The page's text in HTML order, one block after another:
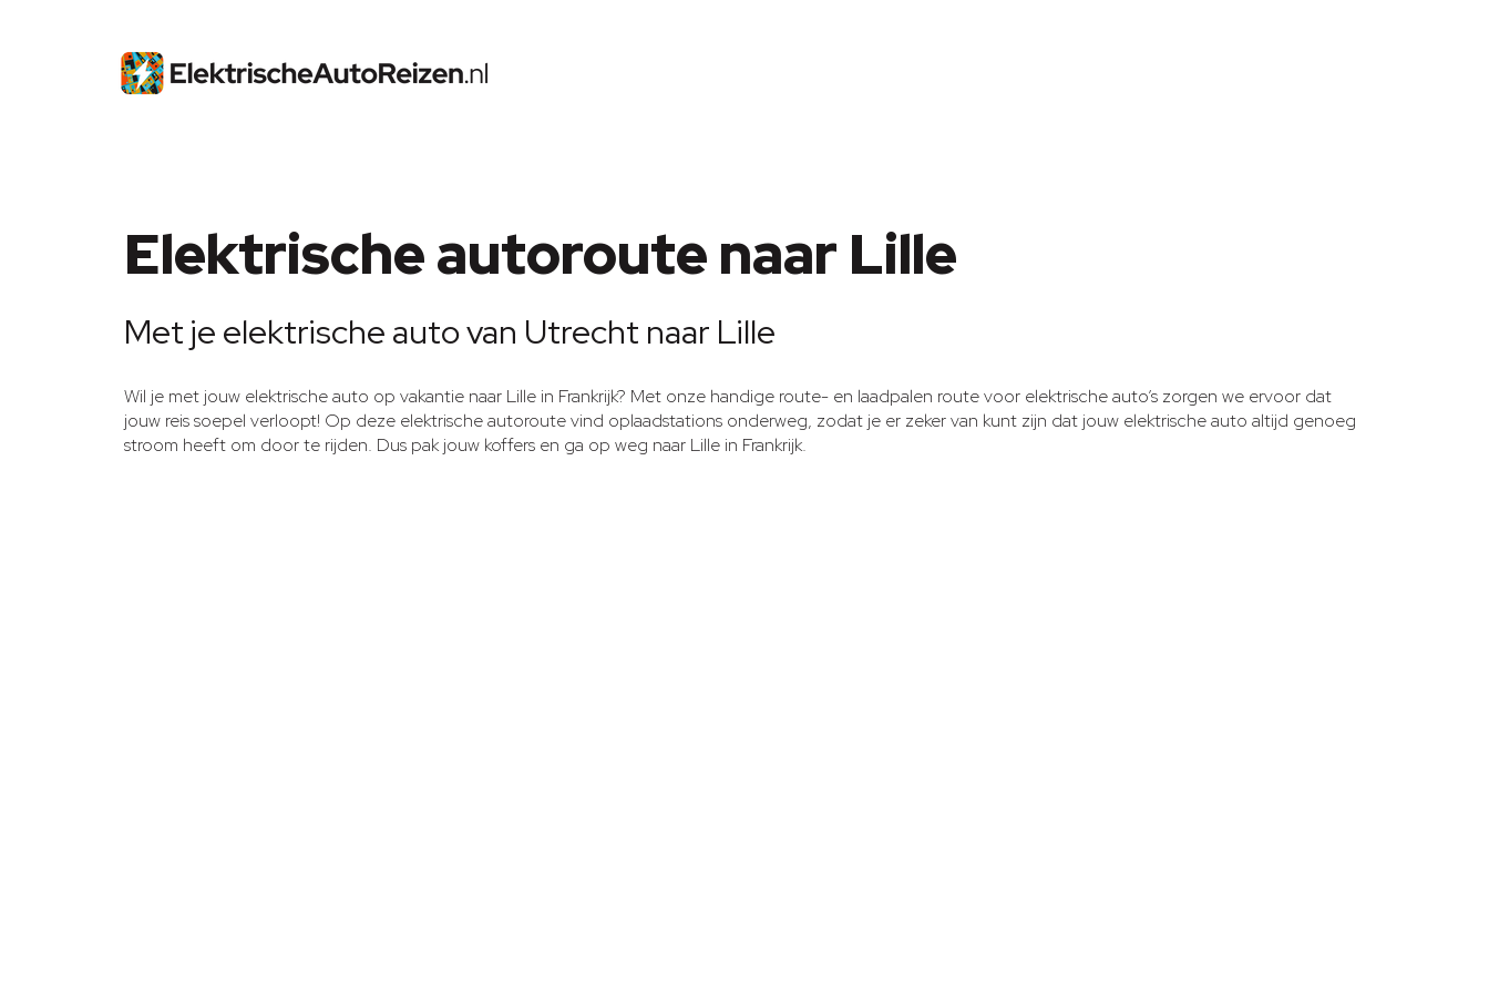
Elektrische autoroute naar Lille
Met je elektrische auto van Utrecht naar Lille
Wil je met jouw elektrische auto op vakantie naar Lille in Frankrijk? Met onze handige route- en laadpalen route voor elektrische auto’s zorgen we ervoor dat
jouw reis soepel verloopt! Op deze elektrische autoroute vind oplaadstations onderweg, zodat je er zeker van kunt zijn dat jouw elektrische auto altijd genoeg
stroom heeft om door te rijden. Dus pak jouw koffers en ga op weg naar Lille in Frankrijk.